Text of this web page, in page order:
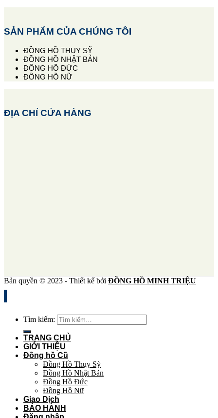
SẢN PHẨM CỦA CHÚNG TÔI
ĐỒNG HỒ THỤY SỸ
ĐỒNG HỒ NHẬT BẢN
ĐỒNG HỒ ĐỨC
ĐỒNG HỒ NỮ
ĐỊA CHỈ CỬA HÀNG
Bản quyền © 2023 - Thiết kế bởi ĐỒNG HỒ MINH TRIỆU
Tìm kiếm:
TRANG CHỦ
GIỚI THIỆU
Đồng hồ Cũ
Đồng Hồ Thụy Sỹ
Đồng Hồ Nhật Bản
Đồng Hồ Đức
Đồng Hồ Nữ
Giao Dịch
BẢO HÀNH